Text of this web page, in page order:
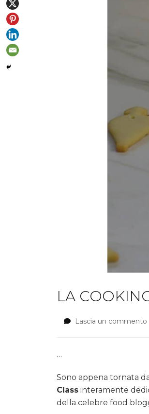
LA
Lascia un commento
…
Sono appena tornata
Class interamente
della celebre food